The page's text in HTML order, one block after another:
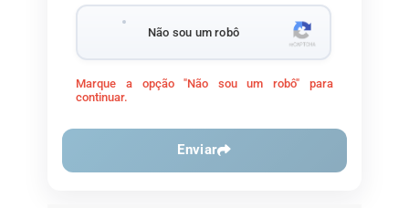
Não sou um robô
Marque a opção "Não sou um robô" para
continuar.
Enviar